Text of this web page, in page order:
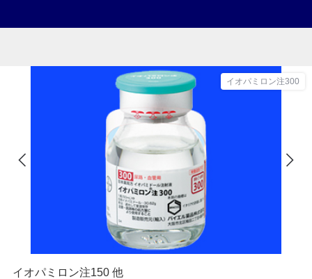
イオパミロン注300
イオパミロン注150 他